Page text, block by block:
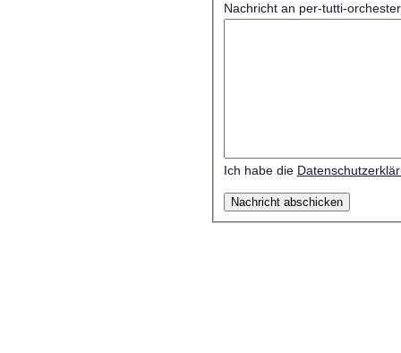
Nachricht an per-tutti-
Ich habe die